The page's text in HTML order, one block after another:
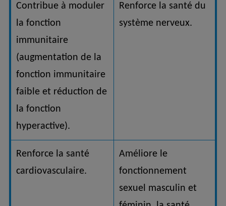
Contribue à moduler
la fonction
immunitaire
(augmentation de la
fonction immunitaire
faible et réduction de
la fonction
hyperactive).
Renforce la santé du
système nerveux.
Renforce la santé
cardiovasculaire.
Améliore le
fonctionnement
sexuel masculin et